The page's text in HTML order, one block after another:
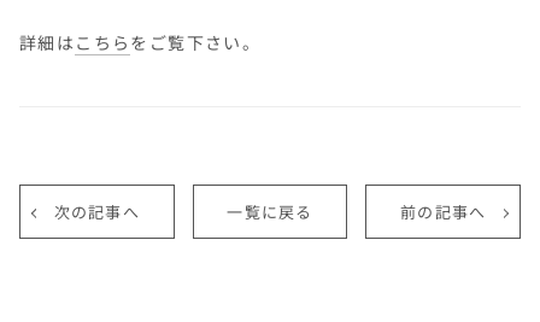
詳細は こちら をご覧下さい。
次の記事へ 一覧に戻る 前の記事へ